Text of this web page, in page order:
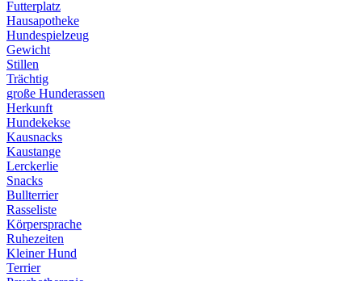
Futterplatz
Hausapotheke
Hundespielzeug
Gewicht
Stillen
Trächtig
große Hunderassen
Herkunft
Hundekekse
Kausnacks
Kaustange
Lerckerlie
Snacks
Bullterrier
Rasseliste
Körpersprache
Ruhezeiten
Kleiner Hund
Terrier